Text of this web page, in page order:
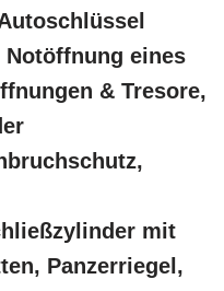
Notöffnung eines
& Tresore,
mit
Panzerriegel,